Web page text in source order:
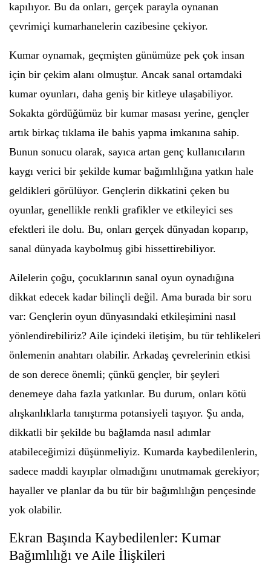
kapılıyor. Bu da onları, gerçek parayla oynanan
çevrimiçi kumarhanelerin cazibesine çekiyor.
Kumar oynamak, geçmişten günümüze pek çok insan
için bir çekim alanı olmuştur. Ancak sanal ortamdaki
kumar oyunları, daha geniş bir kitleye ulaşabiliyor.
Sokakta gördüğümüz bir kumar masası yerine, gençler
artık birkaç tıklama ile bahis yapma imkanına sahip.
Bunun sonucu olarak, sayıca artan genç kullanıcıların
kaygı verici bir şekilde kumar bağımlılığına yatkın hale
geldikleri görülüyor. Gençlerin dikkatini çeken bu
oyunlar, genellikle renkli grafikler ve etkileyici ses
efektleri ile dolu. Bu, onları gerçek dünyadan koparıp,
sanal dünyada kaybolmuş gibi hissettirebiliyor.
Ailelerin çoğu, çocuklarının sanal oyun oynadığına
dikkat edecek kadar bilinçli değil. Ama burada bir soru
var: Gençlerin oyun dünyasındaki etkileşimini nasıl
yönlendirebiliriz? Aile içindeki iletişim, bu tür tehlikeleri
önlemenin anahtarı olabilir. Arkadaş çevrelerinin etkisi
de son derece önemli; çünkü gençler, bir şeyleri
denemeye daha fazla yatkınlar. Bu durum, onları kötü
alışkanlıklarla tanıştırma potansiyeli taşıyor. Şu anda,
dikkatli bir şekilde bu bağlamda nasıl adımlar
atabileceğimizi düşünmeliyiz. Kumarda kaybedilenlerin,
sadece maddi kayıplar olmadığını unutmamak gerekiyor;
hayaller ve planlar da bu tür bir bağımlılığın pençesinde
yok olabilir.
Ekran Başında Kaybedilenler: Kumar
Bağımlılığı ve Aile İlişkileri